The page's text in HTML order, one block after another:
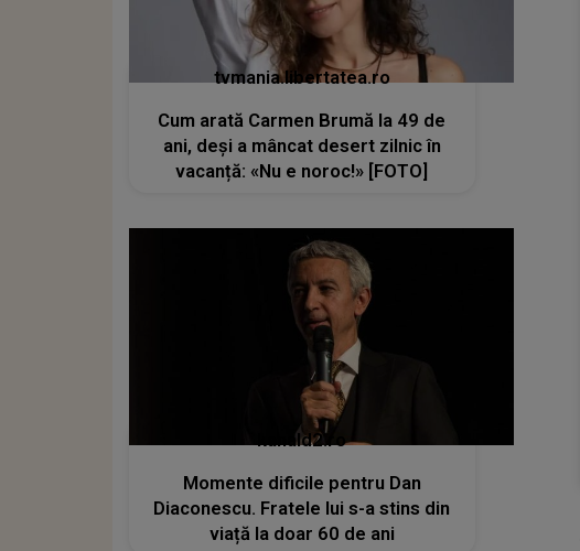
tvmania.libertatea.ro
Cum arată Carmen Brumă la 49 de
ani, deși a mâncat desert zilnic în
vacanță: «Nu e noroc!» [FOTO]
kanald2.ro
Momente dificile pentru Dan
Diaconescu. Fratele lui s-a stins din
viață la doar 60 de ani